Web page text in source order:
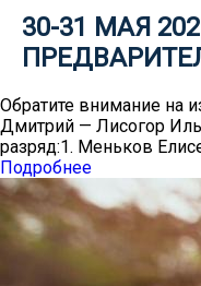
30-31 МАЯ
Обратите внимание на
Дмитрий — Лисогор
разряд:1. Меньков
Подробнее